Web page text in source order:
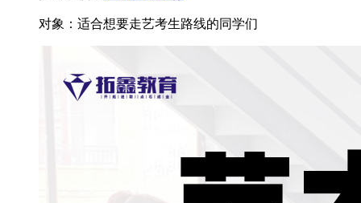
对象： 适合想要走艺考生路线的同学们